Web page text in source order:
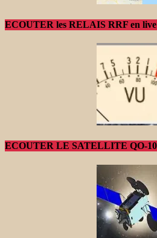
ECOUTER les RELAIS RRF en live
ECOUTER LE SATELLITE QO-